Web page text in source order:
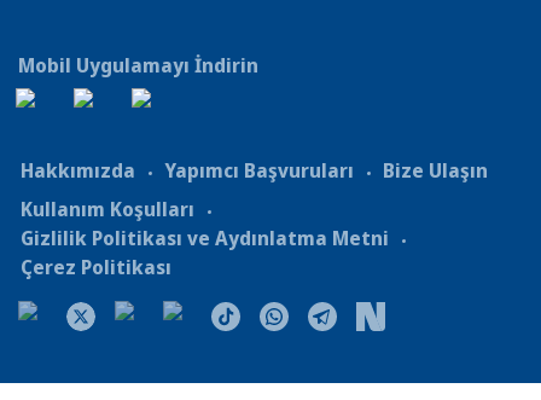
Mobil Uygulamayı İndirin
Hakkımızda Yapımcı Başvuruları
Bize Ulaşın
Kullanım Koşulları
Gizlilik Politikası ve Aydınlatma Metni
Çerez Politikası